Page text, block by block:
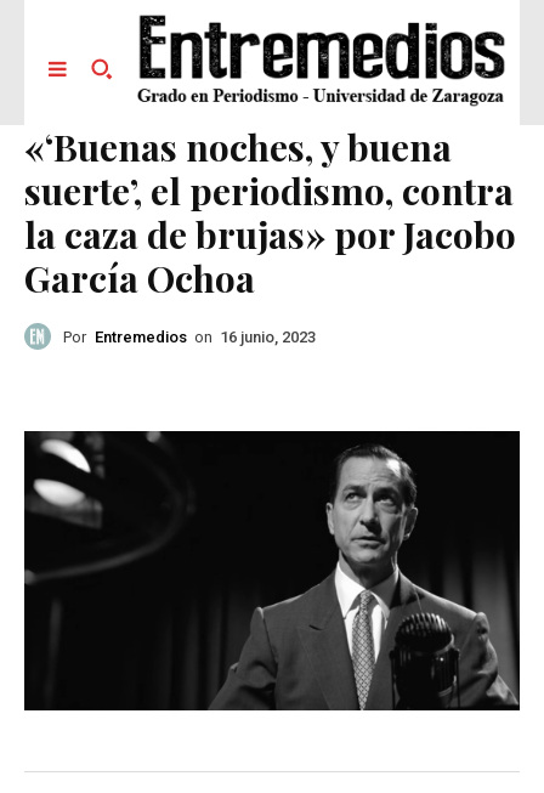
«‘Buenas noches, y buena
suerte’, el periodismo, contra
la caza de brujas» por Jacobo
García Ochoa
Por Entremedios on 16 junio, 2023